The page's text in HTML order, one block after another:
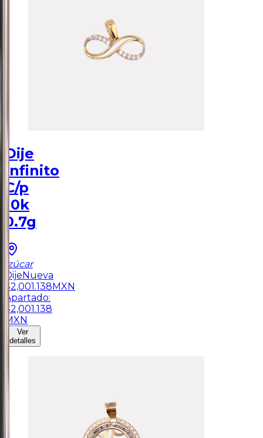
Dije
Infinito
C/p
10k
0.7g
Izúcar
DijeNueva
$2,001.138MXN
Apartado:
$2,001.138
MXN
Ver
detalles